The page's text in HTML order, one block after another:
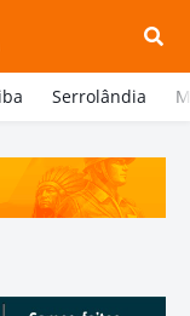
Serrolândia